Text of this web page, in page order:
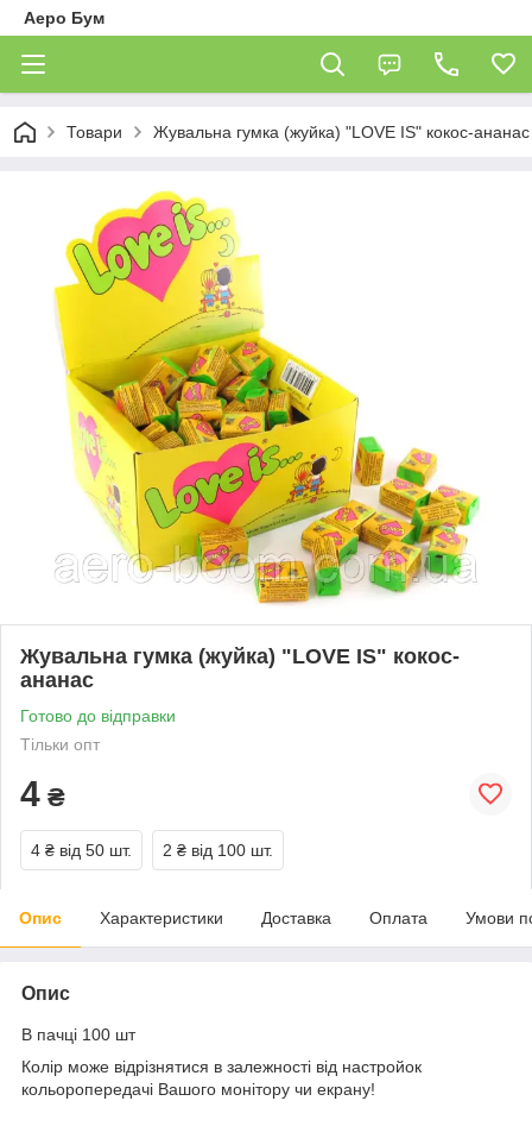
Аеро Бум
Товари Жувальна гумка (жуйка) "LOVE IS" кокос-ананас
Жувальна гумка (жуйка) "LOVE IS" кокос-
ананас
Готово до відправки
Тільки опт
4 ₴
4 ₴ від 50 шт. 2 ₴ від 100 шт.
Опис Характеристики Доставка Оплата Умови
Опис
В пачці 100 шт
Колір може відрізнятися в залежності від настройок
кольоропередачі Вашого монітору чи екрану!